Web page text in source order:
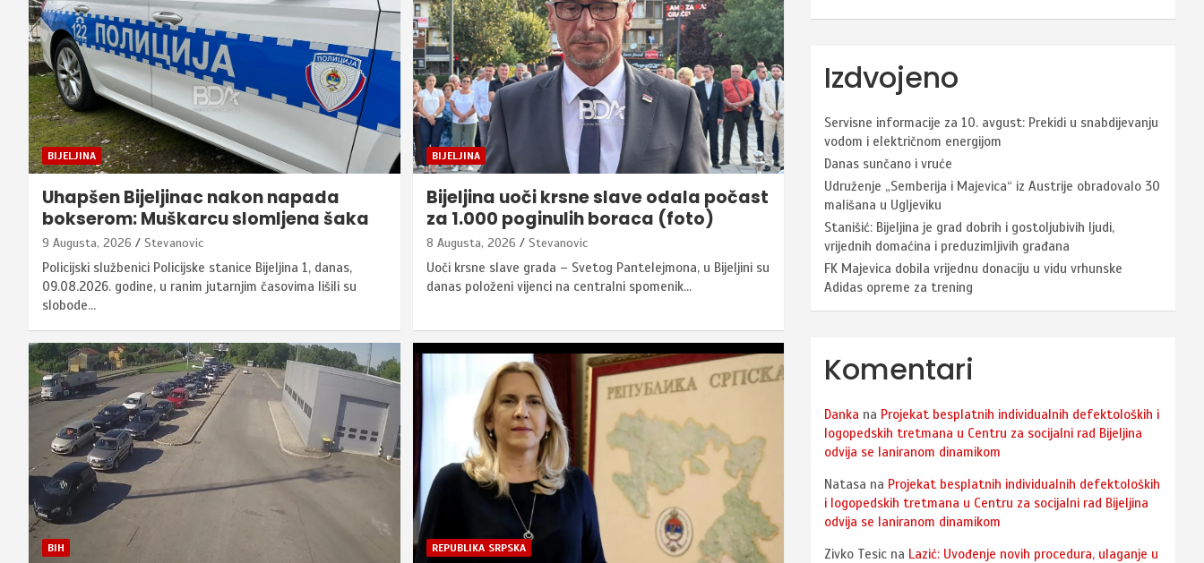
BIJELJINA
Uhapšen Bijeljinac nakon napada
bokserom: Muškarcu slomljena šaka
9 Augusta, 2026 Stevanovic
Policijski službenici Policijske stanice Bijeljina 1, danas,
09.08.2026. godine, u ranim jutarnjim časovima lišili su
slobode…
BIJELJINA
Bijeljina uoči krsne slave odala počast
za 1.000 poginulih boraca (foto)
8 Augusta, 2026 Stevanovic
Uoči krsne slave grada – Svetog Pantelejmona, u Bijeljini su
danas položeni vijenci na centralni spomenik…
BIH REPUBLIKA SRPSKA
Izdvojeno
Servisne informacije za 10. avgust: Prekidi u snabdijevanju
vodom i električnom energijom
Danas sunčano i vruće
Udruženje „Semberija i Majevica“ iz Austrije obradovalo 30
mališana u Ugljeviku
Stanišić: Bijeljina je grad dobrih i gostoljubivih ljudi,
vrijednih domaćina i preduzimljivih građana
FK Majevica dobila vrijednu donaciju u vidu vrhunske
Adidas opreme za trening
Komentari
Danka na Projekat besplatnih individualnih defektoloških i
logopedskih tretmana u Centru za socijalni rad Bijeljina
odvija se laniranom dinamikom
Natasa na Projekat besplatnih individualnih defektoloških
i logopedskih tretmana u Centru za socijalni rad Bijeljina
odvija se laniranom dinamikom
Zivko Tesic na Lazić: Uvođenje novih procedura, ulaganje u